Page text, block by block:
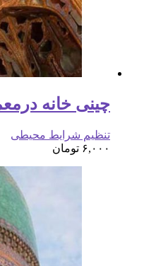
چینی خانه
تنظیم شرایط محیطی
۶,۰۰۰ تومان